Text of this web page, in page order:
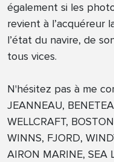
également si les
revient à l’acquéreur
l’état du navire, de
tous vices.
N'hésitez pas à me
JEANNEAU,
WELLCRAFT,
WINNS, FJORD,
AIRON MARINE, SEA